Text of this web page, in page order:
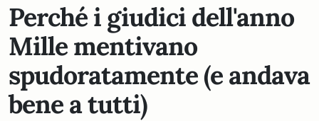
Perché i giudici dell'anno
Mille mentivano
spudoratamente (e andava
bene a tutti)